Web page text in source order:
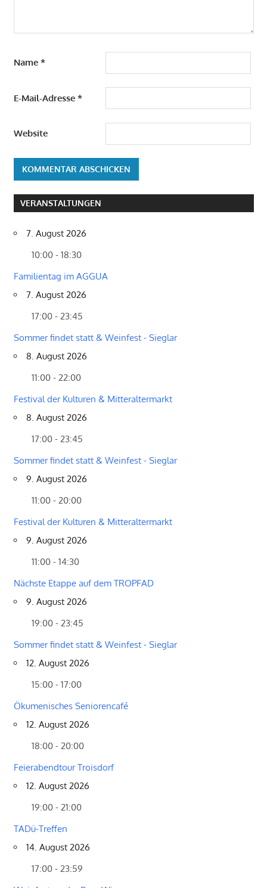
Name *
E-Mail-Adresse *
Website
VERANSTALTUNGEN
7. August 2026
10:00 - 18:30
Familientag im AGGUA
7. August 2026
17:00 - 23:45
Sommer findet statt & Weinfest - Sieglar
8. August 2026
11:00 - 22:00
Festival der Kulturen & Mitteraltermarkt
8. August 2026
17:00 - 23:45
Sommer findet statt & Weinfest - Sieglar
9. August 2026
11:00 - 20:00
Festival der Kulturen & Mitteraltermarkt
9. August 2026
11:00 - 14:30
Nächste Etappe auf dem TROPFAD
9. August 2026
19:00 - 23:45
Sommer findet statt & Weinfest - Sieglar
12. August 2026
15:00 - 17:00
Ökumenisches Seniorencafé
12. August 2026
18:00 - 20:00
Feierabendtour Troisdorf
12. August 2026
19:00 - 21:00
TADü-Treffen
14. August 2026
17:00 - 23:59